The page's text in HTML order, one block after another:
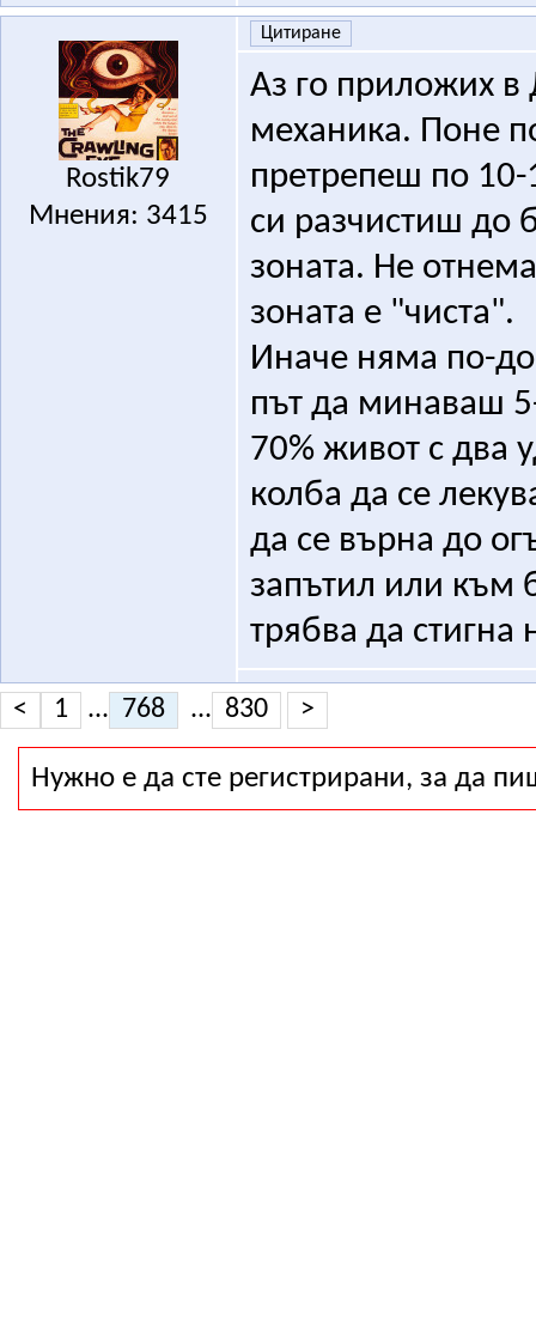
Rostik79
Мнения: 3415
Цитиране
Аз го приложих в
механика. Поне
претрепеш по 10-
си разчистиш до
зоната. Не
зоната е "чиста".
Иначе няма по-
път да минаваш
70% живот с два
колба да се
да се върна до
запътил или към
трябва да
< 1 ... 768 ... 830 >
Нужно е да сте регистрирани, за да